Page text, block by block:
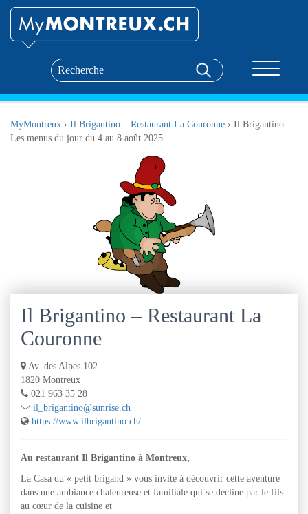
MyMontreux › Il Brigantino – Restaurant La Couronne › Il Brigantino –
Les menus du jour du 4 au 8 août 2025
Il Brigantino – Restaurant La
Couronne
Av. des Alpes 102
1820 Montreux
021 963 35 28
il_brigantino@sunrise.ch
https://www.ilbrigantino.ch/
Au restaurant Il Brigantino à Montreux,
La Casa du « petit brigand » vous invite à découvrir cette aventure
dans une ambiance chaleureuse et familiale qui se décline par le fils
au cœur de la cuisine et